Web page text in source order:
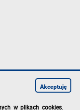
w plikach cookies
Akceptuję